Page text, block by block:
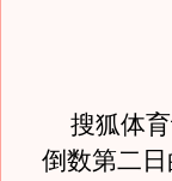
搜狐体育
倒数第二